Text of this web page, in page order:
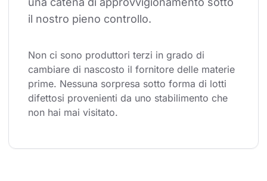
il nostro pieno controllo.
Non ci sono produttori terzi in grado di
cambiare di nascosto il fornitore delle materie
prime. Nessuna sorpresa sotto forma di lotti
difettosi provenienti da uno stabilimento che
non hai mai visitato.